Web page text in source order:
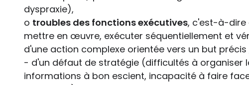
dyspraxie),
o troubles des fonctions exécutives, c'est-à-dire
mettre en œuvre, exécuter séquentiellement et
d'une action complexe orientée vers un but
- d'un défaut de stratégie (difficultés à organiser
informations à bon escient, incapacité à faire